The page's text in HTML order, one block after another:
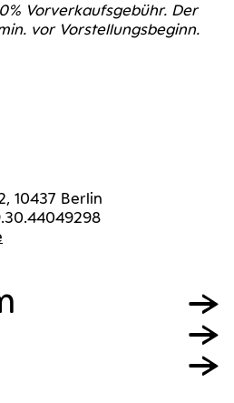
Vor­ver­kaufs­ge­bühr. Der
vor Vorstellungsbeginn.
10437 Berlin